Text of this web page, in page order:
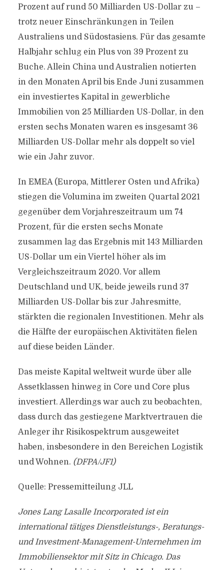
Prozent auf rund 50 Milliarden US-Dollar zu –
trotz neuer Einschränkungen in Teilen
Australiens und Südostasiens. Für das gesamte
Halbjahr schlug ein Plus von 39 Prozent zu
Buche. Allein China und Australien notierten
in den Monaten April bis Ende Juni zusammen
ein investiertes Kapital in gewerbliche
Immobilien von 25 Milliarden US-Dollar, in den
ersten sechs Monaten waren es insgesamt 36
Milliarden US-Dollar mehr als doppelt so viel
wie ein Jahr zuvor.
In EMEA (Europa, Mittlerer Osten und Afrika)
stiegen die Volumina im zweiten Quartal 2021
gegenüber dem Vorjahreszeitraum um 74
Prozent, für die ersten sechs Monate
zusammen lag das Ergebnis mit 143 Milliarden
US-Dollar um ein Viertel höher als im
Vergleichszeitraum 2020. Vor allem
Deutschland und UK, beide jeweils rund 37
Milliarden US-Dollar bis zur Jahresmitte,
stärkten die regionalen Investitionen. Mehr als
die Hälfte der europäischen Aktivitäten fielen
auf diese beiden Länder.
Das meiste Kapital weltweit wurde über alle
Assetklassen hinweg in Core und Core plus
investiert. Allerdings war auch zu beobachten,
dass durch das gestiegene Marktvertrauen die
Anleger ihr Risikospektrum ausgeweitet
haben, insbesondere in den Bereichen Logistik
und Wohnen. (DFPA/JF1)
Quelle: Pressemitteilung JLL
Jones Lang Lasalle Incorporated ist ein
international tätiges Dienstleistungs-, Beratungs-
und Investment-Management-Unternehmen im
Immobiliensektor mit Sitz in Chicago. Das